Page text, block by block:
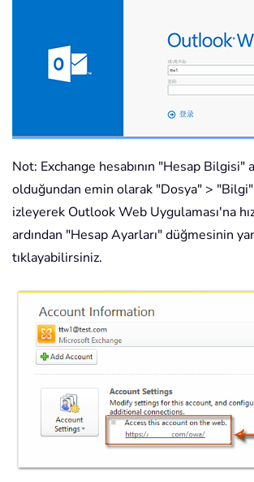
Not: Exchange hesabının "Hesap Bilgisi"
olduğundan emin olarak "Dosya" >
izleyerek Outlook Web Uygulaması'na
ardından "Hesap Ayarları" düğmesinin
tıklayabilirsiniz.